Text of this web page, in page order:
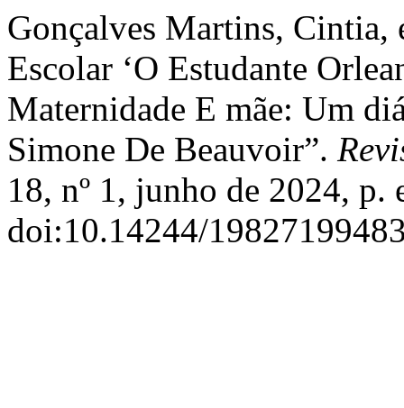
Gonçalves Martins, Cintia,
Escolar ‘O Estudante
Maternidade E mãe: Um
Simone De Beauvoir”.
18, nº 1, junho de 2024, p.
doi:10.14244/